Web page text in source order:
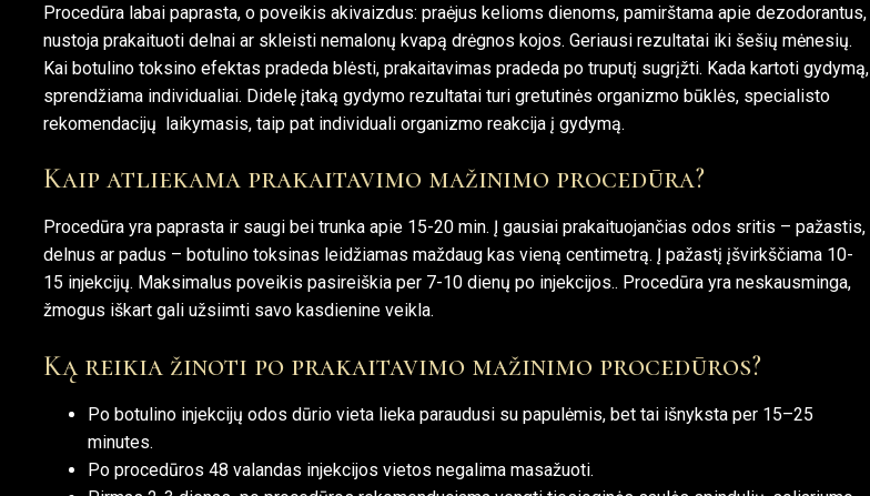
Procedūra labai paprasta, o poveikis akivaizdus: praėjus kelioms dienoms, pamirštama apie dezodorantus,
nustoja prakaituoti delnai ar skleisti nemalonų kvapą drėgnos kojos. Geriausi rezultatai iki šešių mėnesių.
Kai botulino toksino efektas pradeda blėsti, prakaitavimas pradeda po truputį sugrįžti. Kada kartoti gydymą,
sprendžiama individualiai. Didelę įtaką gydymo rezultatai turi gretutinės organizmo būklės, specialisto
rekomendacijų laikymasis, taip pat individuali organizmo reakcija į gydymą.
Kaip atliekama prakaitavimo mažinimo procedūra?
Procedūra yra paprasta ir saugi bei trunka apie 15-20 min. Į gausiai prakaituojančias odos sritis – pažastis,
delnus ar padus – botulino toksinas leidžiamas maždaug kas vieną centimetrą. Į pažastį įšvirkščiama 10-
15 injekcijų. Maksimalus poveikis pasireiškia per 7-10 dienų po injekcijos.. Procedūra yra neskausminga,
žmogus iškart gali užsiimti savo kasdienine veikla.
Ką reikia žinoti po prakaitavimo mažinimo procedūros?
Po botulino injekcijų odos dūrio vieta lieka paraudusi su papulėmis, bet tai išnyksta per 15–25
minutes.
Po procedūros 48 valandas injekcijos vietos negalima masažuoti.